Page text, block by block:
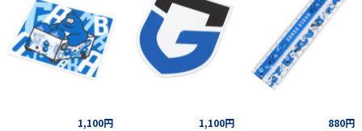
1,100円
1,100円
880円